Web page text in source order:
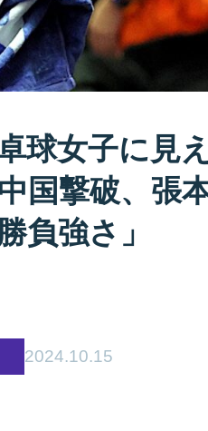
球女子に見
国撃破、張
負強さ」
2024.10.15